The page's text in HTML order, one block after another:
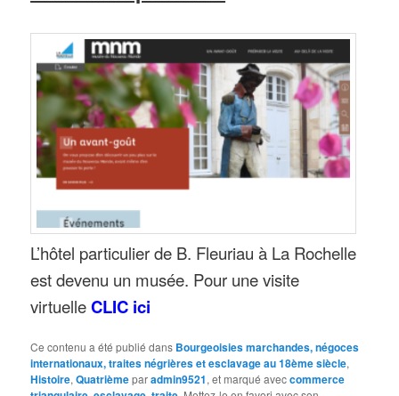
L’hôtel particulier de B. Fleuriau à La Rochelle
est devenu un musée. Pour une visite
virtuelleCLIC ici
Ce contenu a été publié dans Bourgeoisies marchandes, négoces
internationaux, traites négrières et esclavage au 18ème siècle,
Histoire,Quatrièmeparadmin9521, et marqué aveccommerce